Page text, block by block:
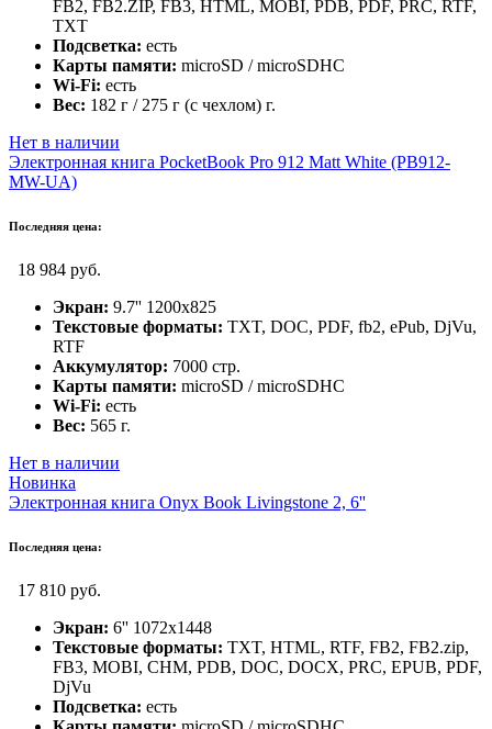
FB2, FB2.ZIP, FB3, HTML, MOBI, PDB, PDF, PRC, RTF,
TXT
Подсветка: есть
Карты памяти: microSD / microSDHC
Wi-Fi: есть
Вес: 182 г / 275 г (с чехлом) г.
Нет в наличии
Электронная книга PocketBook Pro 912 Matt White (PB912-
MW-UA)
Последняя цена:
18 984 руб.
Экран: 9.7'' 1200x825
Текстовые форматы: TXT, DOC, PDF, fb2, ePub, DjVu,
RTF
Аккумулятор: 7000 стр.
Карты памяти: microSD / microSDHC
Wi-Fi: есть
Вес: 565 г.
Нет в наличии
Новинка
Электронная книга Onyx Book Livingstone 2, 6''
Последняя цена:
17 810 руб.
Экран: 6'' 1072x1448
Текстовые форматы: TXT, HTML, RTF, FB2, FB2.zip,
FB3, MOBI, CHM, PDB, DOC, DOCX, PRC, EPUB, PDF,
DjVu
Подсветка: есть